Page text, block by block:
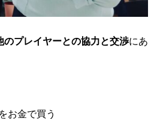
のプレイヤーとの協力と交渉にあ
お金で買う